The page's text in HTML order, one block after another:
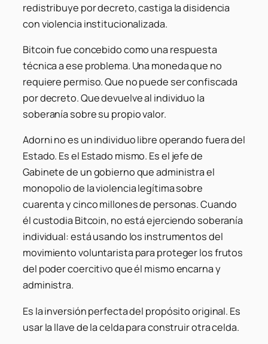
redistribuye por decreto, castiga la disidencia
con violencia institucionalizada.
Bitcoin fue concebido como una respuesta
técnica a ese problema. Una moneda que no
requiere permiso. Que no puede ser confiscada
por decreto. Que devuelve al individuo la
soberanía sobre su propio valor.
Adorni no es un individuo libre operando fuera del
Estado. Es el Estado mismo. Es el jefe de
Gabinete de un gobierno que administra el
monopolio de la violencia legítima sobre
cuarenta y cinco millones de personas. Cuando
él custodia Bitcoin, no está ejerciendo soberanía
individual: está usando los instrumentos del
movimiento voluntarista para proteger los frutos
del poder coercitivo que él mismo encarna y
administra.
Es la inversión perfecta del propósito original. Es
usar la llave de la celda para construir otra celda.